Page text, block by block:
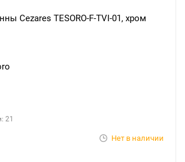
Cezares TESORO-F-TVI-01, хром
21
Нет в наличии